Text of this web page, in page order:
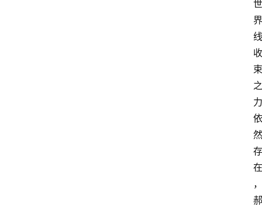
世
界
线
收
束
之
力
依
然
存
在
，
郝